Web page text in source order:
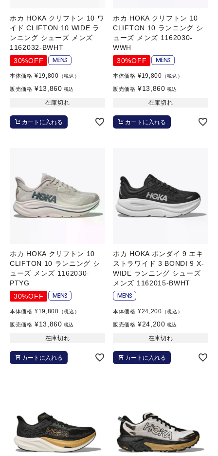
ホカ HOKA クリフトン 10 ワ
イド CLIFTON 10 WIDE ラ
ンニング シューズ メンズ
1162032-BWHT
30%OFF
本体価格 ¥19,800 （税込）
販売価格 ¥13,860 税込
在庫切れ
カートに入れる
ホカ HOKA クリフトン 10
CLIFTON 10 ランニング シ
ューズ メンズ 1162030-
WWH
30%OFF
本体価格 ¥19,800 （税込）
販売価格 ¥13,860 税込
在庫切れ
カートに入れる
ホカ HOKA クリフトン 10
CLIFTON 10 ランニング シ
ューズ メンズ 1162030-
PTYG
30%OFF
本体価格 ¥19,800 （税込）
販売価格 ¥13,860 税込
在庫切れ
カートに入れる
ホカ HOKA ボンダイ 9 エキ
ストラワイド 3 BONDI 9 X-
WIDE ランニング シューズ
メンズ 1162015-BWHT
本体価格 ¥24,200 （税込）
販売価格 ¥24,200 税込
在庫切れ
カートに入れる